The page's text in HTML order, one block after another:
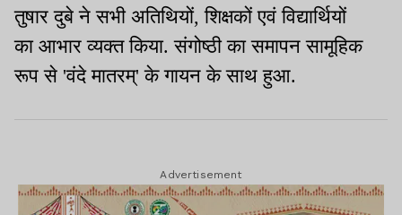
तुषार दुबे ने सभी अतिथियों, शिक्षकों एवं विद्यार्थियों
का आभार व्यक्त किया. संगोष्ठी का समापन सामूहिक
रूप से 'वंदे मातरम्' के गायन के साथ हुआ.
Advertisement